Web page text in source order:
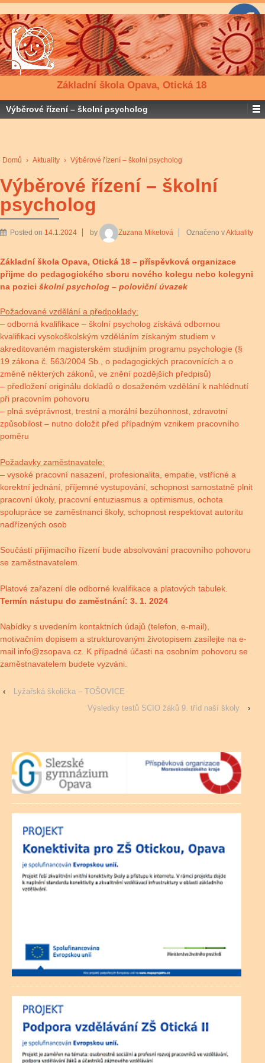
Základní škola Opava, Otická 18
Výběrové řízení – školní psycholog
Domů › Aktuality › Výběrové řízení – školní psycholog
Výběrové řízení – školní
psycholog
Posted on 14.1.2024 by Zuzana Miketová Označeno vAktuality
Základní škola Opava, Otická 18 – příspěvková organizace
přijme do pedagogického sboru nového kolegu nebo kolegyni
na pozici školní psycholog – poloviční úvazek
Požadované vzdělání a předpoklady:
– odborná kvalifikace – školní psycholog získává odbornou
kvalifikaci vysokoškolským vzděláním získaným studiem v
akreditovaném magisterském studijním programu psychologie (§
19 zákona č. 563/2004 Sb., o pedagogických pracovnících a o
změně některých zákonů, ve znění pozdějších předpisů)
– předložení originálu dokladů o dosaženém vzdělání k nahlédnutí
při pracovním pohovoru
– plná svéprávnost, trestní a morální bezúhonnost, zdravotní
způsobilost – nutno doložit před případným vznikem pracovního
poměru
Požadavky zaměstnavatele:
– vysoké pracovní nasazení, profesionalita, empatie, vstřícné a
korektní jednání, příjemné vystupování, schopnost samostatně plnit
pracovní úkoly, pracovní entuziasmus a optimismus, ochota
spolupráce se zaměstnanci školy, schopnost respektovat autoritu
nadřízených osob
Součástí přijímacího řízení bude absolvování pracovního pohovoru
se zaměstnavatelem.
Platové zařazení dle odborné kvalifikace a platových tabulek.
Termín nástupu do zaměstnání: 3. 1. 2024
Nabídky s uvedením kontaktních údajů (telefon, e-mail),
motivačním dopisem a strukturovaným životopisem zasílejte na e-
mail info@zsopava.cz . K případné účasti na osobním pohovoru se
zaměstnavatelem budete vyzváni.
‹
Lyžařská školička – TOŠOVICE
Výsledky testů SCIO žáků 9. tříd naší školy
›